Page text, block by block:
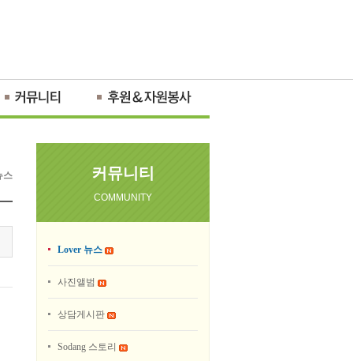
커뮤니티
COMMUNITY
Lover 뉴스
사진앨범
상담게시판
Sodang 스토리
스